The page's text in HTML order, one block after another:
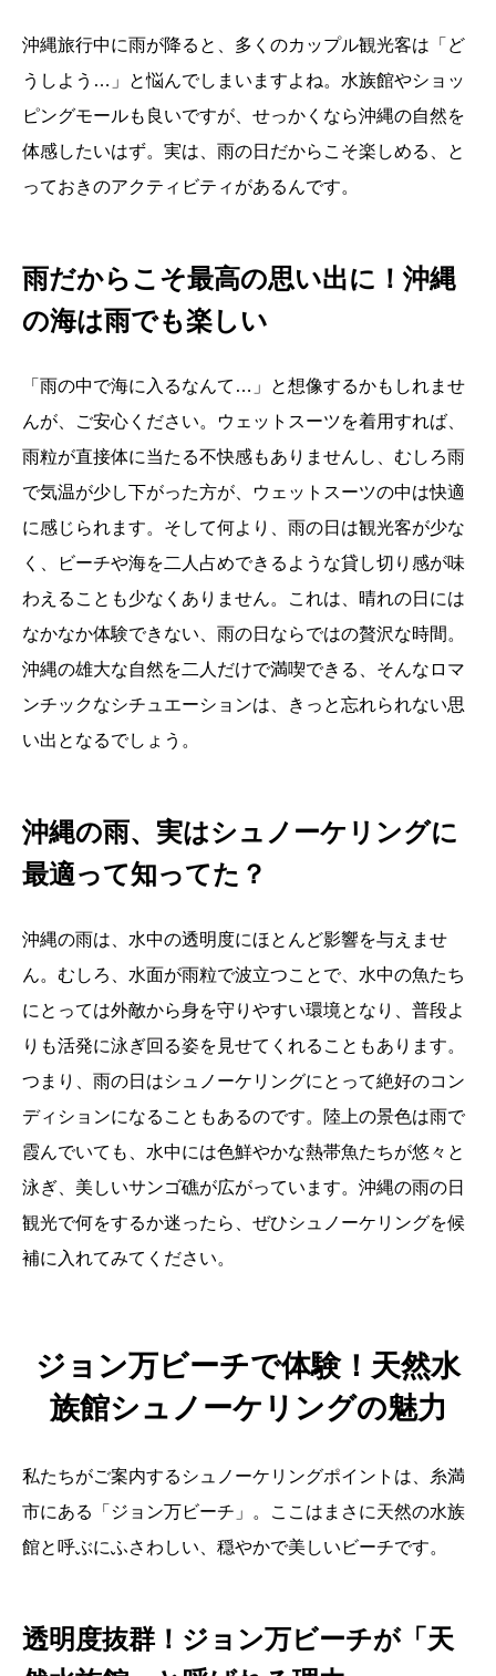
沖縄旅行中に雨が降ると、多くのカップル観光客は「ど
うしよう…」と悩んでしまいますよね。水族館やショッ
ピングモールも良いですが、せっかくなら沖縄の自然を
体感したいはず。実は、雨の日だからこそ楽しめる、と
っておきのアクティビティがあるんです。
雨だからこそ最高の思い出に！沖縄
の海は雨でも楽しい
「雨の中で海に入るなんて…」と想像するかもしれませ
んが、ご安心ください。ウェットスーツを着用すれば、
雨粒が直接体に当たる不快感もありませんし、むしろ雨
で気温が少し下がった方が、ウェットスーツの中は快適
に感じられます。そして何より、雨の日は観光客が少な
く、ビーチや海を二人占めできるような貸し切り感が味
わえることも少なくありません。これは、晴れの日には
なかなか体験できない、雨の日ならではの贅沢な時間。
沖縄の雄大な自然を二人だけで満喫できる、そんなロマ
ンチックなシチュエーションは、きっと忘れられない思
い出となるでしょう。
沖縄の雨、実はシュノーケリングに
最適って知ってた？
沖縄の雨は、水中の透明度にほとんど影響を与えませ
ん。むしろ、水面が雨粒で波立つことで、水中の魚たち
にとっては外敵から身を守りやすい環境となり、普段よ
りも活発に泳ぎ回る姿を見せてくれることもあります。
つまり、雨の日はシュノーケリングにとって絶好のコン
ディションになることもあるのです。陸上の景色は雨で
霞んでいても、水中には色鮮やかな熱帯魚たちが悠々と
泳ぎ、美しいサンゴ礁が広がっています。沖縄の雨の日
観光で何をするか迷ったら、ぜひシュノーケリングを候
補に入れてみてください。
ジョン万ビーチで体験！天然水
族館シュノーケリングの魅力
私たちがご案内するシュノーケリングポイントは、糸満
市にある「ジョン万ビーチ」。ここはまさに天然の水族
館と呼ぶにふさわしい、穏やかで美しいビーチです。
透明度抜群！ジョン万ビーチが「天